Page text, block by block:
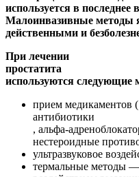
используется в последнее
Малоинвазивные методы
действенными и
При лечении
простатита
используются следующие
прием медикаментов (
антибиотики
, альфа-
нестероидные
ультразвуковое
термальные методы —